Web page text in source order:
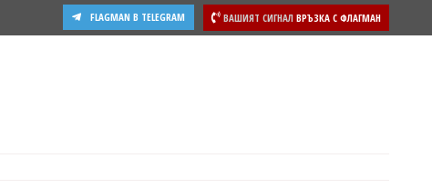
ВАШИЯТ СИГНАЛ ВРЪЗКА С ФЛАГМАН
FLAGMAN В TELEGRAM